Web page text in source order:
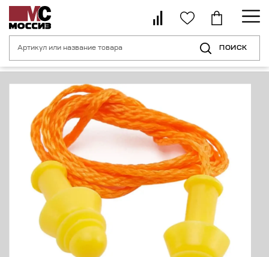
ПОИСК
Главная страница Средства индивидуальной защиты